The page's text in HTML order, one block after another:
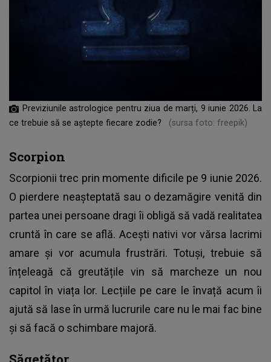
Previziunile astrologice pentru ziua de marți, 9 iunie 2026. La
ce trebuie să se aștepte fiecare zodie?
(sursa foto: freepik)
Scorpion
Scorpionii trec prin momente dificile pe 9 iunie 2026.
O pierdere neașteptată sau o dezamăgire venită din
partea unei persoane dragi îi obligă să vadă realitatea
cruntă în care se află. Acești nativi vor vărsa lacrimi
amare și vor acumula frustrări. Totuși, trebuie să
înțeleagă că greutățile vin să marcheze un nou
capitol în viața lor. Lecțiile pe care le învață acum îi
ajută să lase în urmă lucrurile care nu le mai fac bine
și să facă o schimbare majoră.